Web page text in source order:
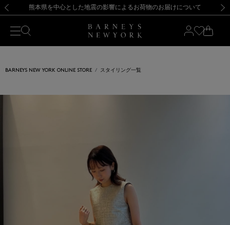
新規登録のお客様も対象！＜MY BARNEYS＞会員のお客様は11,000円（税込）以上のお買上げで常時送料無料！お買い物の際は会員登録を！
【夏季休業に伴う返品・交換承り一時停止のお知らせ】（2026.8.5）
熊本県を中心とした地震の影響によるお荷物のお届けについて
【開催中】SUMMER SALEのご案内・ご注意事項 新規登録のお客様も対象！＜MY BARNEYS＞会員のお客様は11,000円（税込）以上のお買上げで常時送料無料！お買い物の際は会員登録を！
【夏季休業に伴う返品・交換承り一時停止のお知らせ】（2026.8.5）
BARNEYS NEW YORK ONLINE STORE スタイリング一覧